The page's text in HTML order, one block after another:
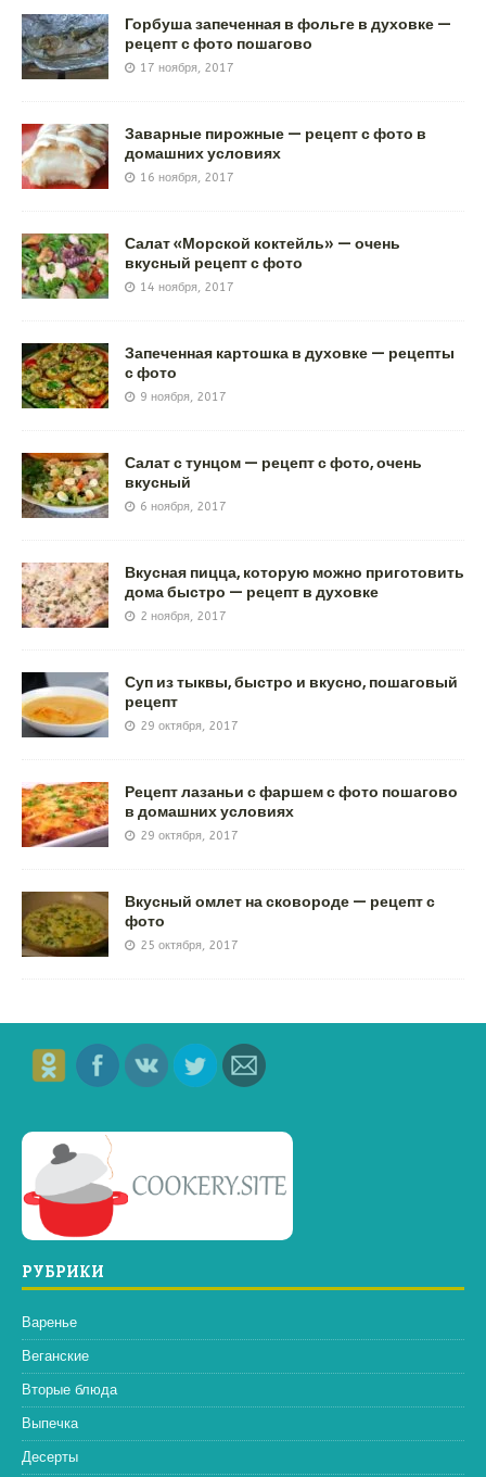
Горбуша запеченная в фольге в духовке —
рецепт с фото пошагово
17 ноября, 2017
Заварные пирожные — рецепт с фото в
домашних условиях
16 ноября, 2017
Салат «Морской коктейль» — очень
вкусный рецепт с фото
14 ноября, 2017
Запеченная картошка в духовке — рецепты
с фото
9 ноября, 2017
Салат с тунцом — рецепт с фото, очень
вкусный
6 ноября, 2017
Вкусная пицца, которую можно приготовить
дома быстро — рецепт в духовке
2 ноября, 2017
Суп из тыквы, быстро и вкусно, пошаговый
рецепт
29 октября, 2017
Рецепт лазаньи с фаршем с фото пошагово
в домашних условиях
29 октября, 2017
Вкусный омлет на сковороде — рецепт с
фото
25 октября, 2017
РУБРИКИ
Варенье
Веганские
Вторые блюда
Выпечка
Десерты